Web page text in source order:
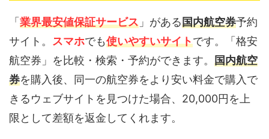
「業界最安値保証サービス 」がある国内航空券予約
サイト。 スマホでも使いやすいサイトです。「格安
航空券」を比較・検索・予約ができます。 国内航空
券を購入後、同一の航空券をより安い料金で購入で
きるウェブサイトを見つけた場合、20,000円を上
限として差額を返金してくれます。